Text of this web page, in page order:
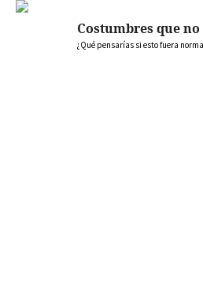
Costumbres que
¿Qué pensarías si esto fuera